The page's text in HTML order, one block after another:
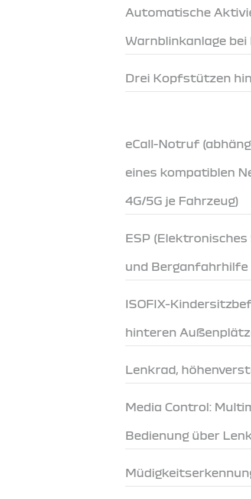
Automatische
Warnblinkanlage
Drei Kopfstützen
eCall-Notruf
eines kompatiblen
4G/5G je Fahrzeug)
ESP
und Berganfahrhilfe
ISOFIX-
hinteren
Lenkrad,
Media Control:
Bedienung über